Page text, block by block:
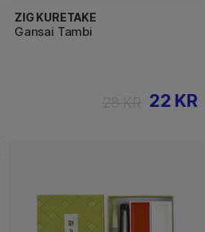
ZIG KURETAKE
Gansai Tambi
22 KR